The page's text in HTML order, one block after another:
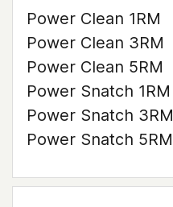
Power Clean 1RM
Power Clean 3RM
Power Clean 5RM
Power Snatch 1RM
Power Snatch 3RM
Power Snatch 5RM